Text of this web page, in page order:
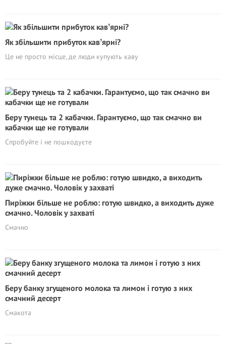
Як збільшити прибуток кавʼярні?
Це не просто місце, де люди купують каву
Беру тунець та 2 кабачки. Гарантуємо, що так смачно ви
кабачки ще не готували
Спробуйте і не пошкодуєте
Пиріжки більше не роблю: готую швидко, а виходить дуже
смачно. Чоловік у захваті
Смачно
Беру банку згущеного молока та лимон і готую з них
смачний десерт
Смакота